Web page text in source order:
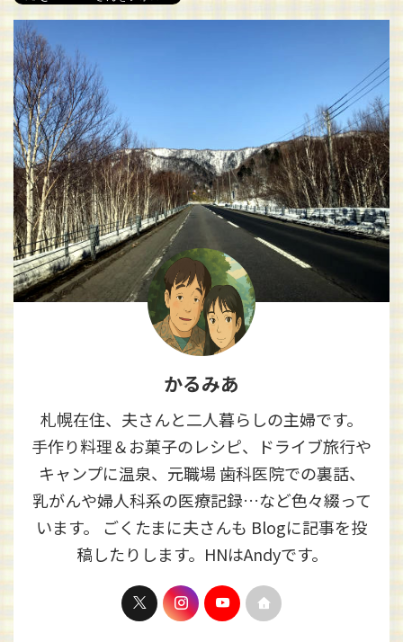
かるみあ
札幌在住、夫さんと二人暮らしの主婦です。
手作り料理＆お菓子のレシピ、ドライブ旅行や
キャンプに温泉、元職場 歯科医院での裏話、
乳がんや婦人科系の医療記録…など色々綴って
います。 ごくたまに夫さんも Blogに記事を投
稿したりします。HNはAndyです。